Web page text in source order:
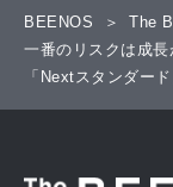
BEENOS
The
一番のリスクは成
「Nextスタンダー